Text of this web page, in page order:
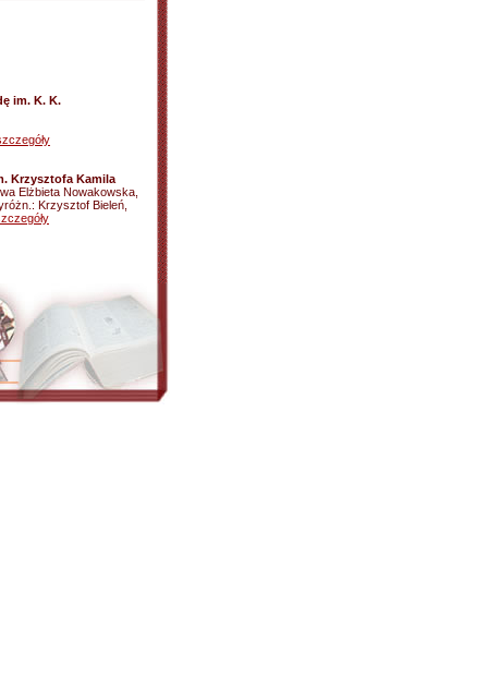
im. K. K.
Krzysztofa Kamila
Elżbieta Nowakowska,
Krzysztof Bieleń,